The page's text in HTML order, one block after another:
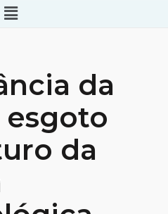
da
da